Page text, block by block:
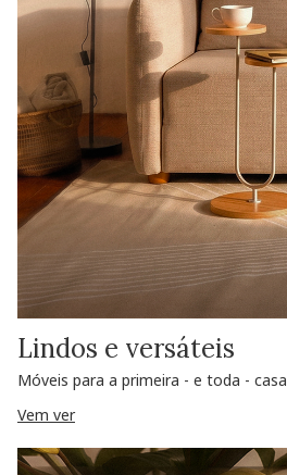
Lindos e versáteis
Móveis para a primeira - e toda - casa
Vem ver